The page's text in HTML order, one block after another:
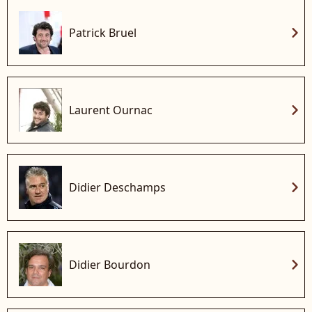
Patrick Bruel chevron_right
Laurent Ournac chevron_right
Didier Deschamps chevron_right
Didier Bourdon chevron_right